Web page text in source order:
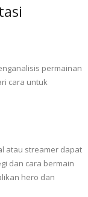
permainan
cara untuk
atau streamer dapat
dan cara bermain
hero dan